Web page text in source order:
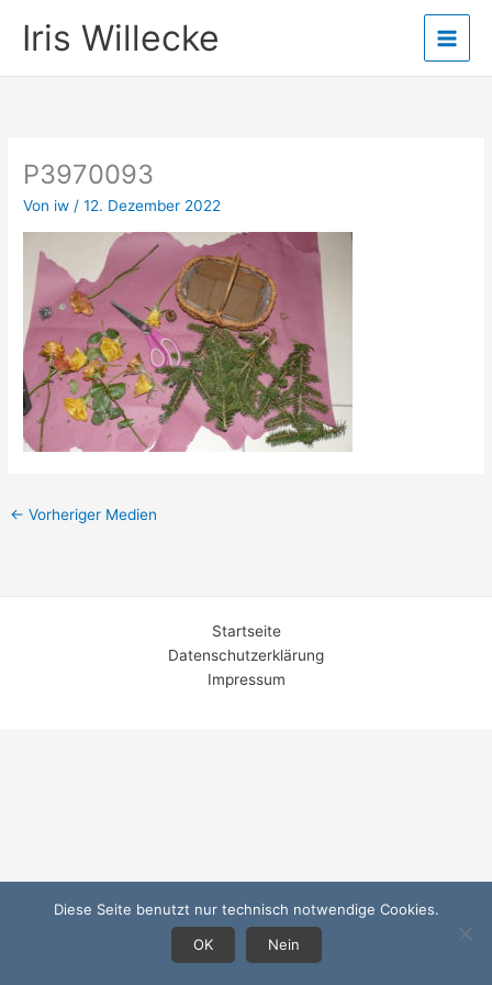
InhaltIris Willecke
P3970093
Von iw /12. Dezember 2022
← Vorheriger Medien
Startseite
Datenschutzerklärung
Impressum
Diese Seite benutzt nur technisch notwendige Cookies.
OK
Nein